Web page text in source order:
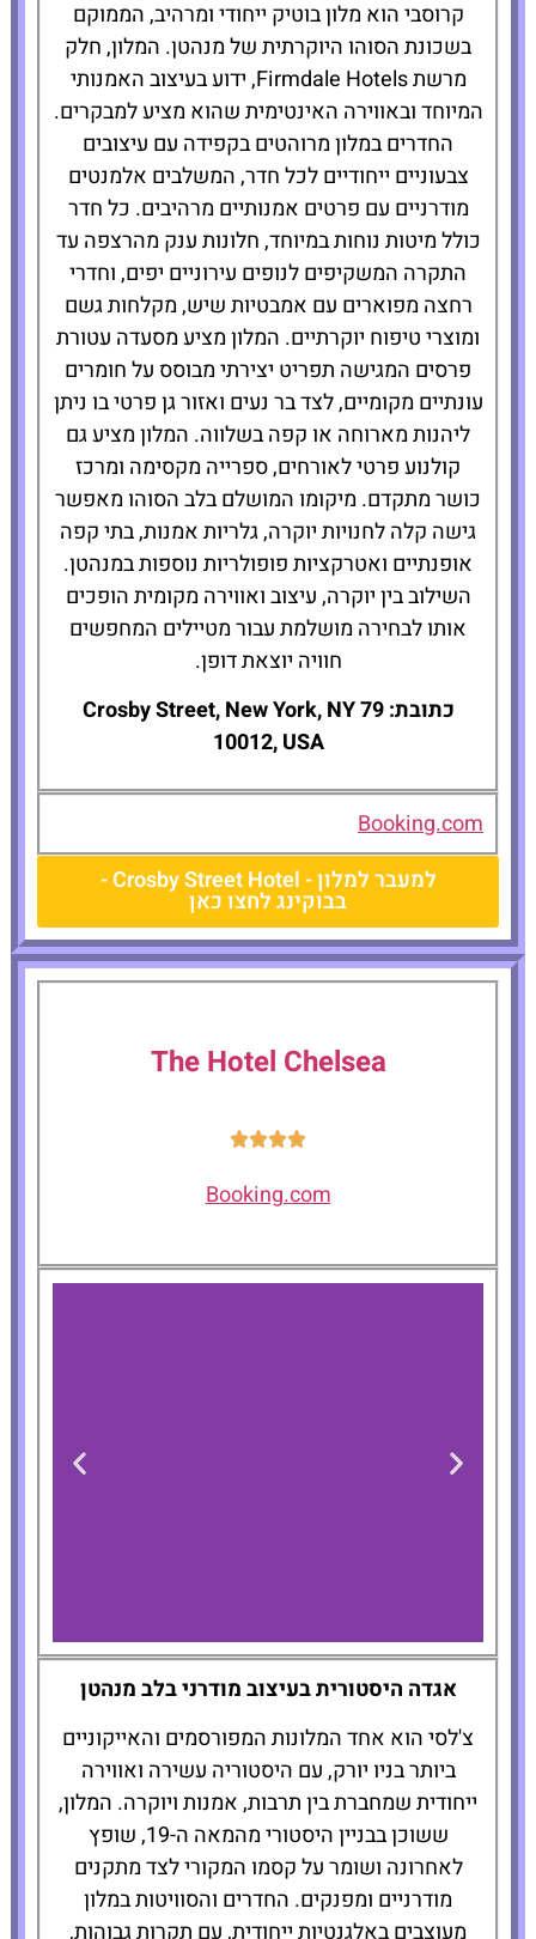
להזמנת
המלון לחצו
כאן
קרוסבי הוא מלון בוטיק ייחודי ומרהיב, הממוקם
בשכונת הסוהו היוקרתית של מנהטן. המלון, חלק
מרשת Firmdale Hotels, ידוע בעיצוב האמנותי
המיוחד ובאווירה האינטימית שהוא מציע למבקרים.
החדרים במלון מרוהטים בקפידה עם עיצובים
צבעוניים ייחודיים לכל חדר, המשלבים אלמנטים
מודרניים עם פרטים אמנותיים מרהיבים. כל חדר
כולל מיטות נוחות במיוחד, חלונות ענק מהרצפה עד
התקרה המשקיפים לנופים עירוניים יפים, וחדרי
רחצה מפוארים עם אמבטיות שיש, מקלחות גשם
ומוצרי טיפוח יוקרתיים. המלון מציע מסעדה עטורת
פרסים המגישה תפריט יצירתי מבוסס על חומרים
עונתיים מקומיים, לצד בר נעים ואזור גן פרטי בו ניתן
ליהנות מארוחה או קפה בשלווה. המלון מציע גם
קולנוע פרטי לאורחים, ספרייה מקסימה ומרכז
כושר מתקדם. מיקומו המושלם בלב הסוהו מאפשר
גישה קלה לחנויות יוקרה, גלריות אמנות, בתי קפה
אופנתיים ואטרקציות פופולריות נוספות במנהטן.
השילוב בין יוקרה, עיצוב ואווירה מקומית הופכים
אותו לבחירה מושלמת עבור מטיילים המחפשים
חוויה יוצאת דופן.
כתובת: 79 Crosby Street, New York, NY
10012, USA
Booking.com
למעבר למלון - Crosby Street Hotel -
בבוקינג לחצו כאן
The Hotel Chelsea
Booking.com
The Hotel
להזמנת
המלון לחצו
כאן
אגדה היסטורית בעיצוב מודרני בלב מנהטן
צ'לסי הוא אחד המלונות המפורסמים והאייקוניים
ביותר בניו יורק, עם היסטוריה עשירה ואווירה
ייחודית שמחברת בין תרבות, אמנות ויוקרה. המלון,
ששוכן בבניין היסטורי מהמאה ה-19, שופץ
לאחרונה ושומר על קסמו המקורי לצד מתקנים
מודרניים ומפנקים. החדרים והסוויטות במלון